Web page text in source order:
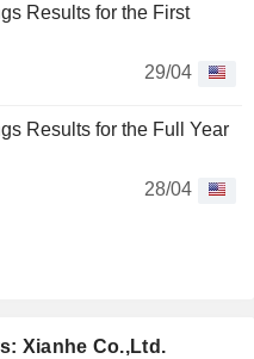
Results for the First
29/04
Results for the Full Year
28/04
Xianhe Co.,Ltd.